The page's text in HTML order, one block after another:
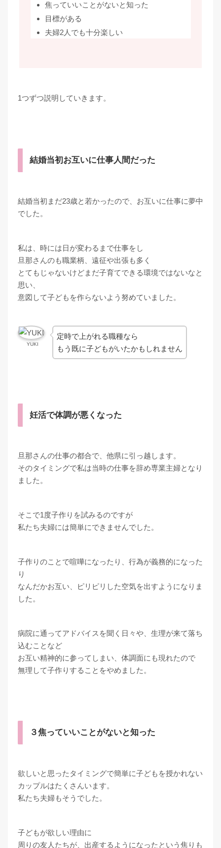
焦っていいことがないと知った
目標がある
夫婦2人でも十分楽しい
1つずつ説明していきます。
結婚当初お互いに仕事人間だった
結婚当初まだ23歳と若かったので、お互いに仕事に夢中
でした。
私は、時には日が変わるまで仕事をし
旦那さんのも職業柄、遠征や出張も多く
とてもじゃないけどまだ子育てできる環境ではないなと
思い、
意図して子どもを作らないよう努めていました。
YUKI
定時で上がれる職種なら
もう既に子どもがいたかもしれません
妊活で体調が悪くなった
旦那さんの仕事の都合で、他県に引っ越します。
そのタイミングで私は当時の仕事を辞め専業主婦となり
ました。
そこで1度子作りを試みるのですが
私たち夫婦には簡単にできませんでした。
子作りのことで喧嘩になったり、行為が義務的になった
り
なんだかお互い、ピリピリした空気を出すようになりま
した。
病院に通ってアドバイスを聞く日々や、生理が来て落ち
込むことなど
お互い精神的に参ってしまい、体調面にも現れたので
無理して子作りすることをやめました。
３焦っていいことがないと知った
欲しいと思ったタイミングで簡単に子どもを授かれない
カップルはたくさんいます。
私たち夫婦もそうでした。
子どもが欲しい理由に
周りの友人たちが、出産するようになったという焦りも